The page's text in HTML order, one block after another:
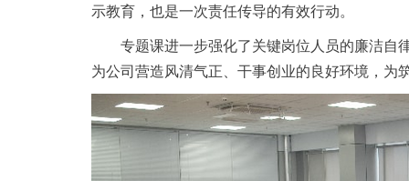
示教育，也是一次责任传导的有效行动。
专题课进一步强化了关键岗位人员的廉洁自
为公司营造风清气正、干事创业的良好环境，为